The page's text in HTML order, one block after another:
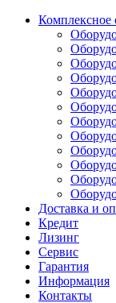
Комплексное
Доставка и
Кредит
Лизинг
Сервис
Гарантия
Информация
Контакты